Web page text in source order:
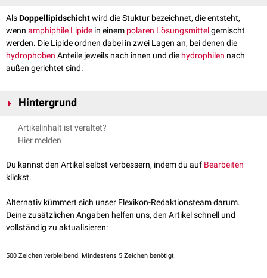
AlsDoppellipidschichtwird die Stuktur bezeichnet, die entsteht,
wenn amphiphile Lipide in einem polaren Lösungsmittelgemischt
werden. Die Lipide ordnen dabei in zwei Lagen an, bei denen die
hydrophoben Anteile jeweils nach innen und die hydrophilen nach
außen gerichtet sind.
Hintergrund
Amphiphile Lipide wie Phospholipide
Anteilen, den Fettsäureresten
Grundlage für die Struktur und Funktion von zellulärenMembranen
der Plasmamembran
Artikelinhalt ist veraltet?
Hier melden
Du kannst den Artikel selbst verbessern, indem du auf Bearbeiten
klickst.
Alternativ kümmert sich unser Flexikon-Redaktionsteam darum.
Deine zusätzlichen Angaben helfen uns, den Artikel schnell und
vollständig zu aktualisieren:
500 Zeichen verbleibend. Mindestens 5 Zeichen benötigt.